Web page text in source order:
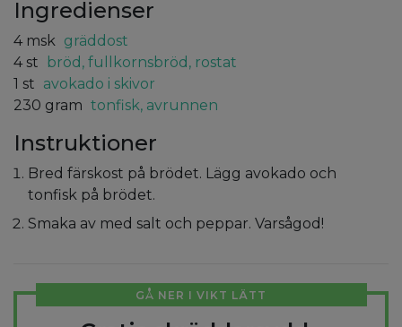
Ingredienser
4 msk gräddost
4 st
bröd, fullkornsbröd, rostat
1 st avokado i skivor
230 gram tonfisk, avrunnen
Instruktioner
Bred färskost på brödet. Lägg avokado och
tonfisk på brödet.
Smaka av med salt och peppar. Varsågod!
GÅ NER I VIKT LÄTT